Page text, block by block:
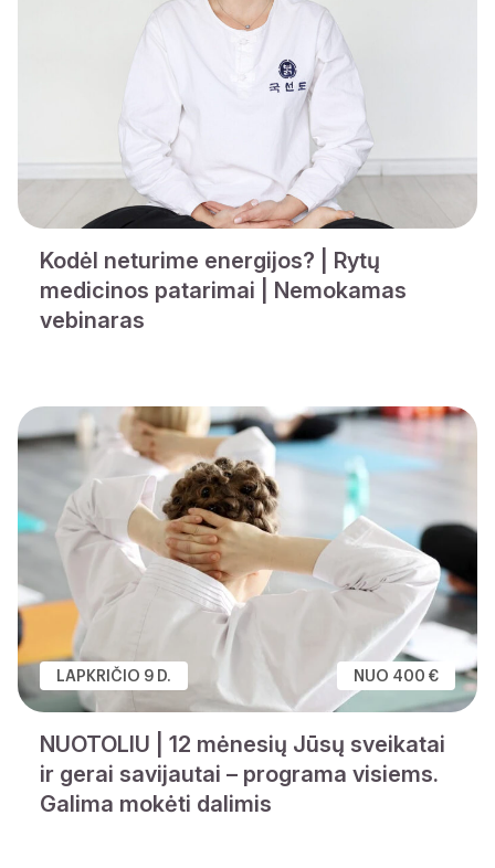
Kodėl neturime energijos? | Rytų
medicinos patarimai | Nemokamas
vebinaras
LAPKRIČIO 9 D. NUO 400 €
NUOTOLIU | 12 mėnesių Jūsų sveikatai
ir gerai savijautai – programa visiems.
Galima mokėti dalimis